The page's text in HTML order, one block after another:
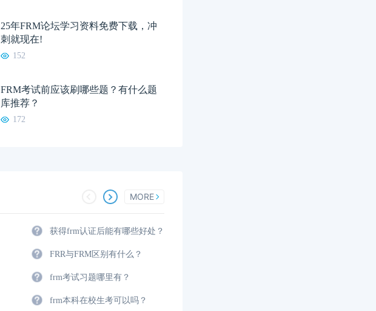
25年FRM论坛学习资料免费下载，冲
刺就现在!
152
FRM考试前应该刷哪些题？有什么题
库推荐？
172
MORE
获得frm认证后能有哪些好处？
FRR与FRM区别有什么？
frm考试习题哪里有？
frm本科在校生考可以吗？